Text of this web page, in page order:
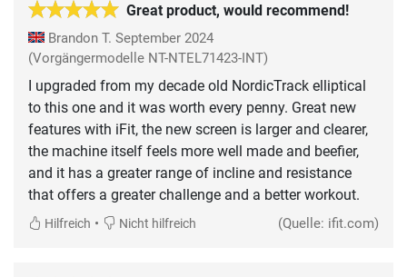
Great product, would recommend!
Brandon T. September 2024
(Vorgängermodelle NT-NTEL71423-INT)
I upgraded from my decade old NordicTrack elliptical
to this one and it was worth every penny. Great new
features with iFit, the new screen is larger and clearer,
the machine itself feels more well made and beefier,
and it has a greater range of incline and resistance
that offers a greater challenge and a better workout.
Hilfreich • Nicht hilfreich (Quelle: ifit.com)